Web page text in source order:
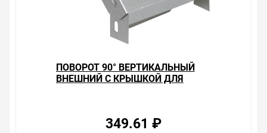
наиболее удобен. С удовольствием ответим на все
ПОВОРОТ 90° ВЕРТИКАЛЬНЫЙ
ВНЕШНИЙ С КРЫШКОЙ ДЛЯ
349.61 ₽